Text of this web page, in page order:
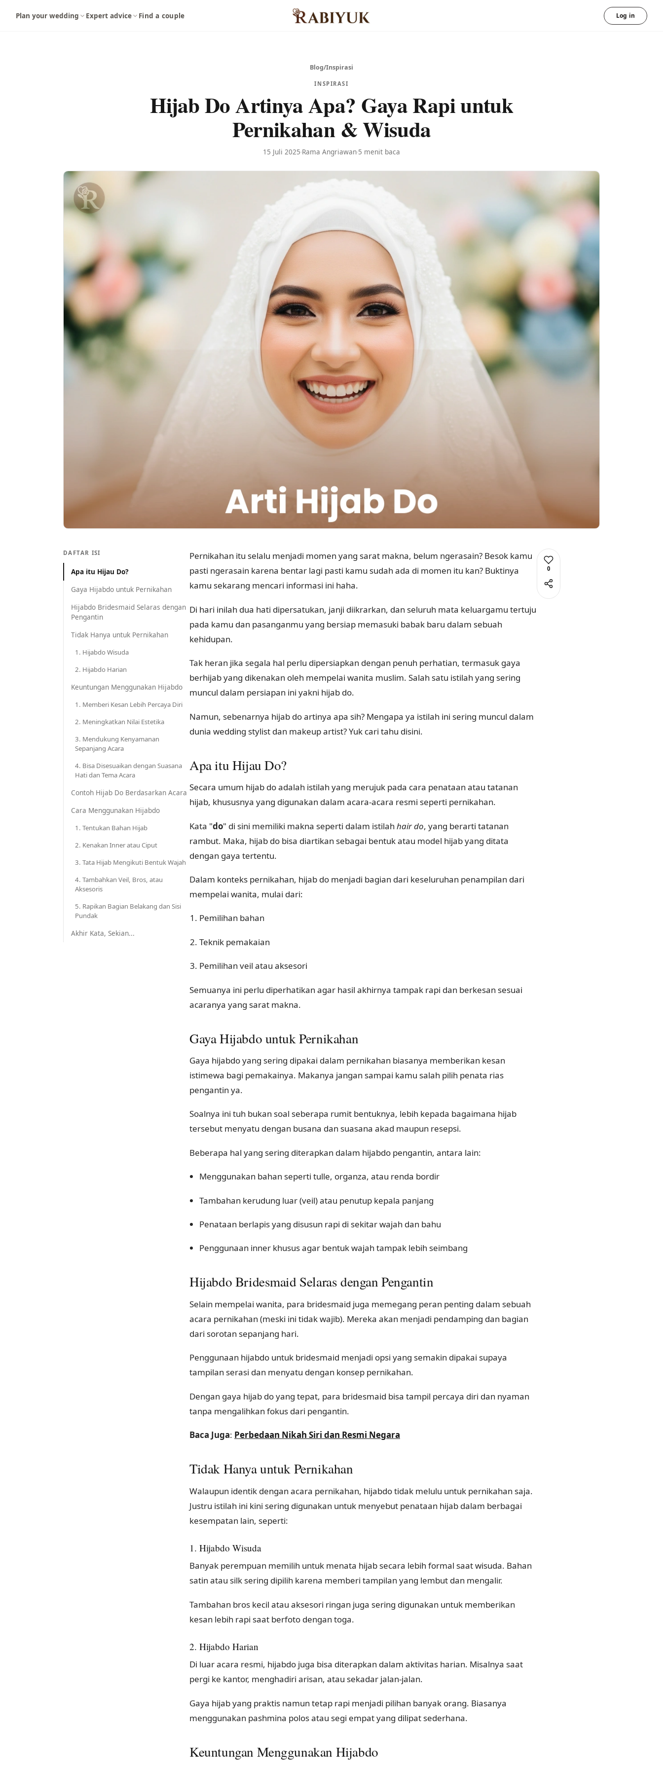
Plan your wedding Expert advice Find a couple Log in
Blog/Inspirasi
INSPIRASI
Hijab Do Artinya Apa? Gaya Rapi untuk
Pernikahan & Wisuda
15 Juli 2025 Rama Angriawan 5 menit baca
DAFTAR ISI
Apa itu Hijau Do?
Gaya Hijabdo untuk Pernikahan
Hijabdo Bridesmaid Selaras dengan
Pengantin
Tidak Hanya untuk Pernikahan
1. Hijabdo Wisuda
2. Hijabdo Harian
Keuntungan Menggunakan Hijabdo
1. Memberi Kesan Lebih Percaya Diri
2. Meningkatkan Nilai Estetika
3. Mendukung Kenyamanan
Sepanjang Acara
4. Bisa Disesuaikan dengan Suasana
Hati dan Tema Acara
Contoh Hijab Do Berdasarkan Acara
Cara Menggunakan Hijabdo
1. Tentukan Bahan Hijab
2. Kenakan Inner atau Ciput
3. Tata Hijab Mengikuti Bentuk Wajah
4. Tambahkan Veil, Bros, atau
Aksesoris
5. Rapikan Bagian Belakang dan Sisi
Pundak
Akhir Kata, Sekian...
Pernikahan itu selalu menjadi momen yang sarat makna, belum ngerasain? Besok kamu
pasti ngerasain karena bentar lagi pasti kamu sudah ada di momen itu kan? Buktinya
kamu sekarang mencari informasi ini haha.
Di hari inilah dua hati dipersatukan, janji diikrarkan, dan seluruh mata keluargamu tertuju
pada kamu dan pasanganmu yang bersiap memasuki babak baru dalam sebuah
kehidupan.
Tak heran jika segala hal perlu dipersiapkan dengan penuh perhatian, termasuk gaya
berhijab yang dikenakan oleh mempelai wanita muslim. Salah satu istilah yang sering
muncul dalam persiapan ini yakni hijab do.
Namun, sebenarnya hijab do artinya apa sih? Mengapa ya istilah ini sering muncul dalam
dunia wedding stylist dan makeup artist? Yuk cari tahu disini.
Apa itu Hijau Do?
Secara umum hijab do adalah istilah yang merujuk pada cara penataan atau tatanan
hijab, khususnya yang digunakan dalam acara-acara resmi seperti pernikahan.
Kata "do" di sini memiliki makna seperti dalam istilah hair do, yang berarti tatanan
rambut. Maka, hijab do bisa diartikan sebagai bentuk atau model hijab yang ditata
dengan gaya tertentu.
Dalam konteks pernikahan, hijab do menjadi bagian dari keseluruhan penampilan dari
mempelai wanita, mulai dari:
Pemilihan bahan
Teknik pemakaian
Pemilihan veil atau aksesori
Semuanya ini perlu diperhatikan agar hasil akhirnya tampak rapi dan berkesan sesuai
acaranya yang sarat makna.
Gaya Hijabdo untuk Pernikahan
Gaya hijabdo yang sering dipakai dalam pernikahan biasanya memberikan kesan
istimewa bagi pemakainya. Makanya jangan sampai kamu salah pilih penata rias
pengantin ya.
Soalnya ini tuh bukan soal seberapa rumit bentuknya, lebih kepada bagaimana hijab
tersebut menyatu dengan busana dan suasana akad maupun resepsi.
Beberapa hal yang sering diterapkan dalam hijabdo pengantin, antara lain:
Menggunakan bahan seperti tulle, organza, atau renda bordir
Tambahan kerudung luar (veil) atau penutup kepala panjang
Penataan berlapis yang disusun rapi di sekitar wajah dan bahu
Penggunaan inner khusus agar bentuk wajah tampak lebih seimbang
Hijabdo Bridesmaid Selaras dengan Pengantin
Selain mempelai wanita, para bridesmaid juga memegang peran penting dalam sebuah
acara pernikahan (meski ini tidak wajib). Mereka akan menjadi pendamping dan bagian
dari sorotan sepanjang hari.
Penggunaan hijabdo untuk bridesmaid menjadi opsi yang semakin dipakai supaya
tampilan serasi dan menyatu dengan konsep pernikahan.
Dengan gaya hijab do yang tepat, para bridesmaid bisa tampil percaya diri dan nyaman
tanpa mengalihkan fokus dari pengantin.
Baca Juga: Perbedaan Nikah Siri dan Resmi Negara
Tidak Hanya untuk Pernikahan
Walaupun identik dengan acara pernikahan, hijabdo tidak melulu untuk pernikahan saja.
Justru istilah ini kini sering digunakan untuk menyebut penataan hijab dalam berbagai
kesempatan lain, seperti:
1. Hijabdo Wisuda
Banyak perempuan memilih untuk menata hijab secara lebih formal saat wisuda. Bahan
satin atau silk sering dipilih karena memberi tampilan yang lembut dan mengalir.
Tambahan bros kecil atau aksesori ringan juga sering digunakan untuk memberikan
kesan lebih rapi saat berfoto dengan toga.
2. Hijabdo Harian
Di luar acara resmi, hijabdo juga bisa diterapkan dalam aktivitas harian. Misalnya saat
pergi ke kantor, menghadiri arisan, atau sekadar jalan-jalan.
Gaya hijab yang praktis namun tetap rapi menjadi pilihan banyak orang. Biasanya
menggunakan pashmina polos atau segi empat yang dilipat sederhana.
Keuntungan Menggunakan Hijabdo
0